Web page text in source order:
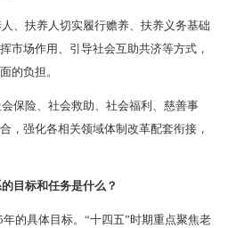
、扶养人切实履行赡养、扶养义务基础
市场作用、引导社会互助共济等方式，
的负担。
保险、社会救助、社会福利、慈善事
，强化各相关领域体制改革配套衔接，
目标和任务是什么？
年的具体目标。“十四五”时期重点聚焦老